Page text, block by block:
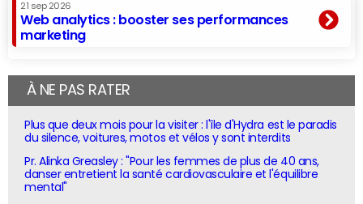
21 sep 2026
Web analytics : booster ses performances
marketing
À NE PAS RATER
Plus que deux mois pour la visiter : l'île d'Hydra est le paradis
du silence, voitures, motos et vélos y sont interdits
Pr. Alinka Greasley : "Pour les femmes de plus de 40 ans,
danser entretient la santé cardiovasculaire et l'équilibre
mental"